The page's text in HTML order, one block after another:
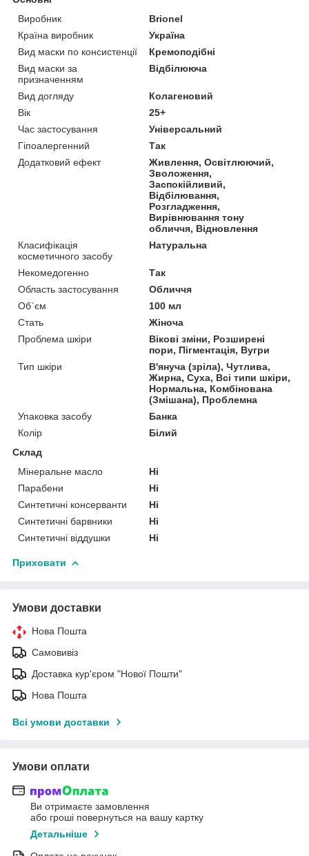
Виробник
Brionel
Країна виробник
Україна
Вид маски по консистенції
Кремоподібні
Вид маски за
призначенням
Відбілююча
Вид догляду
Колагеновий
Вік
25+
Час застосування
Універсальний
Гіпоалергенний
Так
Додатковий ефект
Живлення, Освітлюючий,
Зволоження,
Заспокійливий,
Відбілювання,
Розгладження,
Вирівнювання тону
обличчя, Відновлення
Класифікація
косметичного засобу
Натуральна
Некомедогенно
Так
Область застосування
Обличчя
Об`єм
100 мл
Стать
Жіноча
Проблема шкіри
Вікові зміни, Розширені
пори, Пігментація, Вугри
Тип шкіри
В'януча (зріла), Чутлива,
Жирна, Суха, Всі типи шкіри,
Нормальна, Комбінована
(Змішана), Проблемна
Упаковка засобу
Банка
Колір
Білий
Склад
Мінеральне масло
Ні
Парабени
Ні
Синтетичні консерванти
Ні
Синтетичні барвники
Ні
Синтетичні віддушки
Ні
Приховати
Умови доставки
Нова Пошта
Самовивіз
Доставка кур'єром "Нової Пошти"
Нова Пошта
Всі умови доставки
Умови оплати
Ви отримаєте замовлення
або гроші повернуться на вашу картку
Детальніше